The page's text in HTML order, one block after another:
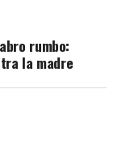
rumbo:
la madre